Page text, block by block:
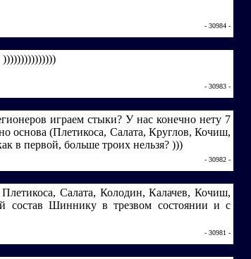
- 30984 -
- 30983 -
играем стыки? У нас конечно нету 7
основа (Плетикоса, Салата, Круглов, Кочиш,
в первой, больше троих нельзя? )))
- 30982 -
Салата, Колодин, Калачев, Кочиш,
состав Шиннику в трезвом состоянии и с
- 30981 -